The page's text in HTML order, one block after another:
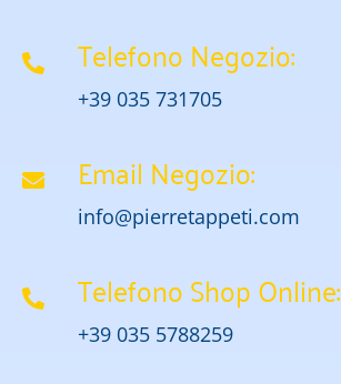
Telefono Negozio:
+39 035 731705
Email Negozio:
info@pierretappeti.com
Telefono Shop Online:
+39 035 5788259